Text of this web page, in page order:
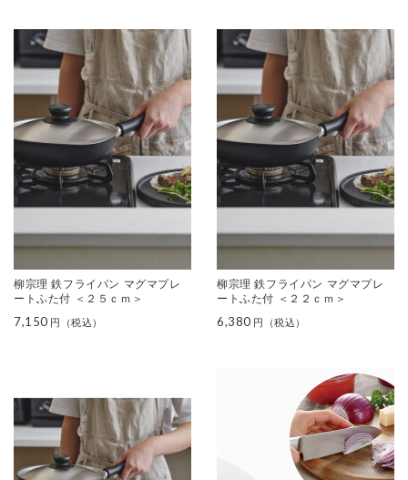
柳宗理 鉄フライパン マグマプレ
ートふた付 ＜２５ｃｍ＞
7,150
柳宗理 鉄フライパン マグマプレ
ートふた付 ＜２２ｃｍ＞
6,380